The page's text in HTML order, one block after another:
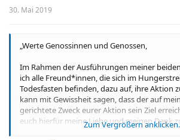
:
30. Mai 2019
„Werte Genossinnen und Genossen,
Im Rahmen der Ausführungen meiner
ich alle Freund*innen, die sich im
Todesfasten befinden, dazu auf, ihre Aktion
kann mit Gewissheit sagen, dass der auf
gerichtete Zweck eurer Aktion sein Ziel
euch hierfür meine Liebe und meinen Dank
Zum Vergrößern